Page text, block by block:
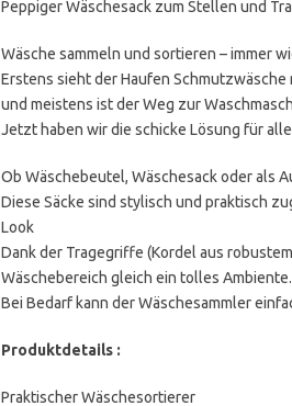
Peppiger Wäschesack zum Stellen und
Wäsche sammeln und sortieren – immer
Erstens sieht der Haufen
und meistens ist der Weg zur
Jetzt haben wir die schicke Lösung für
Ob Wäschebeutel, Wäschesack oder als
Diese Säcke sind stylisch und praktisch
Look
Dank der Tragegriffe (Kordel aus
Wäschebereich gleich ein tolles Ambiente.
Bei Bedarf kann der Wäschesammler
Produktdetails :
Praktischer Wäschesortierer